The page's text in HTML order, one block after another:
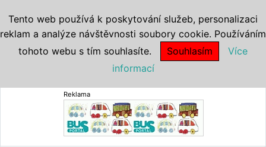
Reklama
Tento web používá k poskytování služeb, personalizaci
reklam a analýze návštěvnosti soubory cookie. Používáním
tohoto webu s tím souhlasíte.
Souhlasím
Více
informací